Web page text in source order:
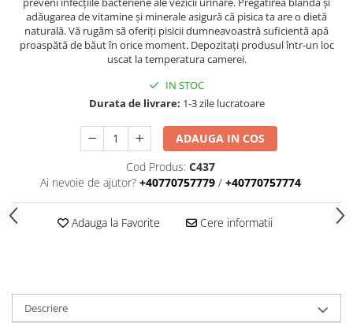
adăugarea de vitamine și minerale asigură că pisica ta are o dietă
naturală. Vă rugăm să oferiți pisicii dumneavoastră suficientă apă
proaspătă de băut în orice moment. Depozitați produsul într-un loc
uscat la temperatura camerei.
IN STOC
Durata de livrare: 1-3 zile lucratoare
ADAUGA IN COS
Cod Produs: C437
Ai nevoie de ajutor? +40770757779 / +40770757774
Adauga la Favorite Cere informatii
Descriere